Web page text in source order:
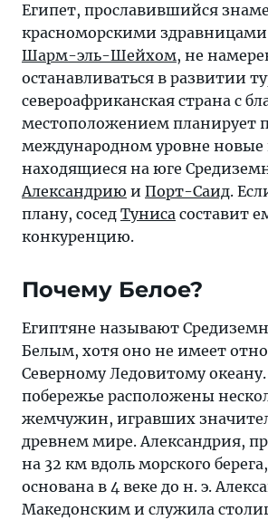
продвигать
на
международном
новые
находящиеся
юге
Средиземного
моря, —
и
Саид.
Египет, прославившийся
красноморскими здравницами
Шарм-эль-Шейхом, не
останавливаться в развитии
североафриканская страна с
местоположением планирует
международном уровне новые
находящиеся на юге
Александрию и Порт-Саид.
плану, сосед Туниса составит
конкуренцию.
Почему Белое?
Египтяне называют
Белым, хотя оно не имеет
Северному Ледовитому океану.
побережье расположены
жемчужин, игравших
древнем мире. Александрия,
на 32 км вдоль морского
основана в 4 веке до н. э.
Македонским и служила